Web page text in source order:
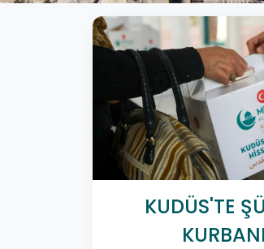
KUDÜS'TE
KURBANI